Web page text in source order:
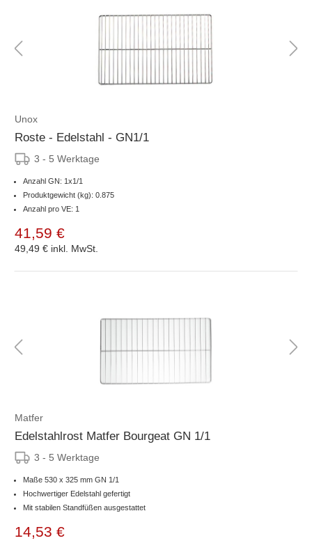
Unox
Roste - Edelstahl - GN1/1
3 - 5 Werktage
Anzahl GN: 1x1/1
Produktgewicht (kg): 0.875
Anzahl pro VE: 1
41,59 €
49,49 € inkl. MwSt.
Matfer
Edelstahlrost Matfer Bourgeat GN 1/1
3 - 5 Werktage
Maße 530 x 325 mm GN 1/1
Hochwertiger Edelstahl gefertigt
Mit stabilen Standfüßen ausgestattet
14,53 €